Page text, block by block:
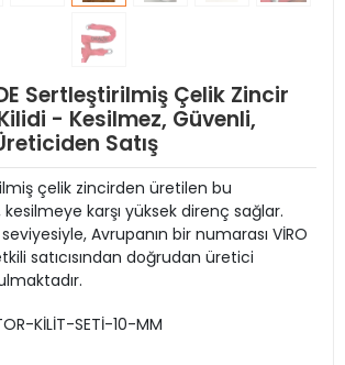
Sertleştirilmiş Çelik Zincir
- Kesilmez, Güvenli,
Satış
çelik zincirden üretilen bu
karşı yüksek direnç sağlar.
Avrupanın bir numarası VİRO
satıcısından doğrudan üretici
KİLİT-SETİ-10-MM